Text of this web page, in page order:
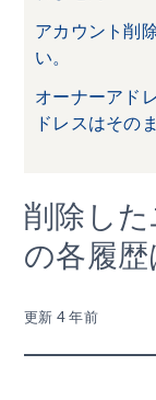
アカウント削
い。
オーナーアド
ドレスはその
削除し
の各履
更新 4 年前